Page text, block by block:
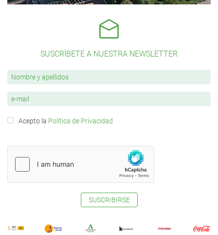
SUSCRÍBETE A NUESTRA NEWSLETTER
Acepto la Política de Privacidad
SUSCRIBIRSE